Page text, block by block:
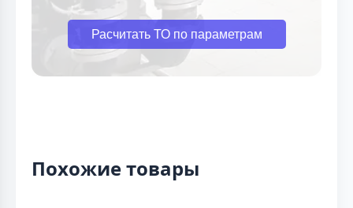
Расчитать ТО по параметрам
Похожие товары